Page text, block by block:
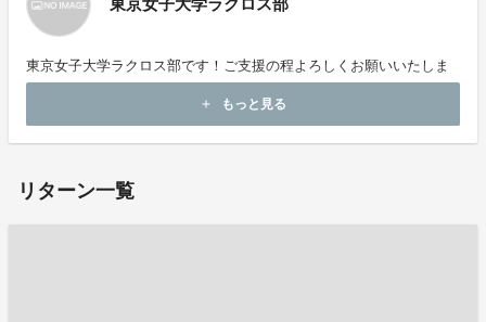
東京女子大学ラクロス部
東京女子大学ラクロス部です！ご支援の程よろしくお願いいたしま
す！
add もっと見る
リターン一覧